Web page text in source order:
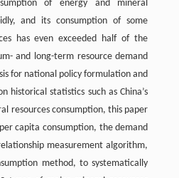
of energy and mineral
and its consumption of some
has even exceeded half of the
and long-term resource demand
for national policy formulation and
historical statistics such as China’s
resources consumption, this paper
capita consumption, the demand
measurement algorithm,
method, to systematically